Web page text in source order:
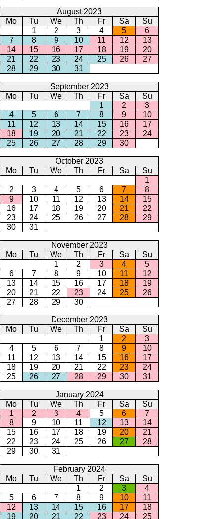
August 2023
Mo
Tu We Th Fr Sa
Su
1
2 3 4 5
6
7
8 9 10 11 12
13
14
15 16 17 18 19
20
21
22 23 24 25 26
27
28
29 30 31
September 2023
Mo
Tu We Th Fr Sa
Su
1
2
3
4
5 6 7 8 9
10
11
12 13 14 15 16
17
18
19 20 21 22 23
24
25
26 27 28 29 30
October 2023
Mo
Tu We Th Fr Sa
Su
1
2
3 4 5 6 7
8
9
10 11 12 13 14
15
16
17 18 19 20 21
22
23
24 25 26 27 28
29
30
31
November 2023
Mo
Tu We Th Fr Sa
Su
1
2 3 4
5
6
7 8 9 10 11
12
13
14 15 16 17 18
19
20
21 22 23 24 25
26
27
28 29 30
December 2023
Mo
Tu We Th Fr Sa
Su
1
2
3
4
5 6 7 8 9
10
11
12 13 14 15 16
17
18
19 20 21 22 23
24
25
26 27 28 29 30 31
January 2024
Mo
Tu We Th Fr Sa
Su
1
2 3 4 5 6
7
8
9 10 11 12 13
14
15
16 17 18 19 20
21
22
23 24 25 26 27
28
29
30 31
February 2024
Mo
Tu We Th Fr Sa
Su
1
2 3
4
5
6 7 8 9 10
11
12
13 14 15 16 17
18
19
20 21 22 23 24 25